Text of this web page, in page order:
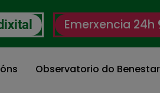
Emerxencia 24h
Observatorio do